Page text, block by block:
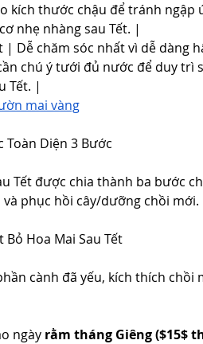
kích thước chậu để tránh ngập
nhẹ nhàng sau Tết. |
Dễ chăm sóc nhất vì dễ dàng
chú ý tưới đủ nước để duy trì
Tết. |
mai vàng
Toàn Diện 3 Bước
Tết được chia thành ba bước
phục hồi cây/dưỡng chồi mới.
Bỏ Hoa Mai Sau Tết
cành đã yếu, kích thích chồi
ngày rằm tháng Giêng ($15$